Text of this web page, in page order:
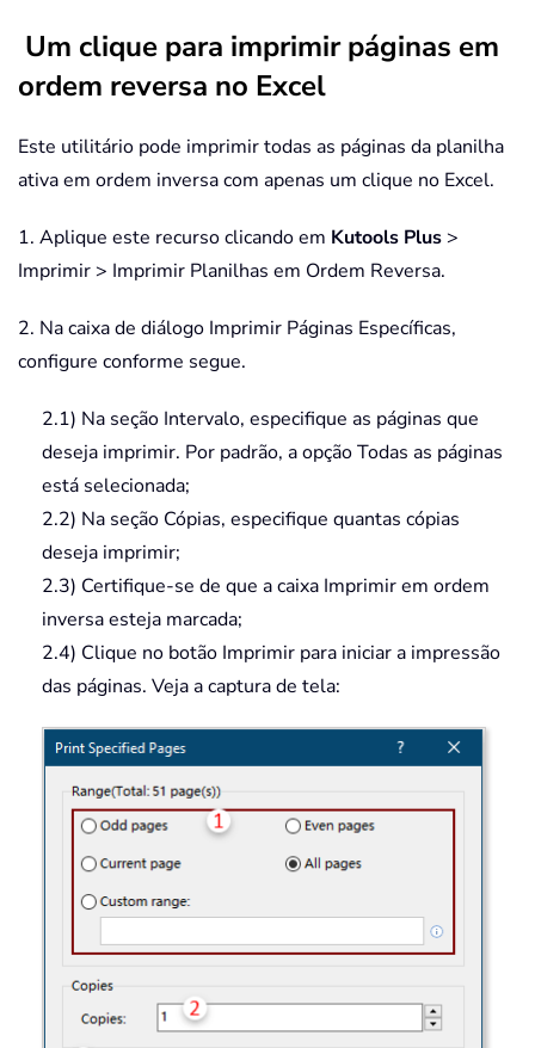
Um clique para imprimir páginas em
ordem reversa no Excel
Este utilitário pode imprimir todas as páginas da planilha
ativa em ordem inversa com apenas um clique no Excel.
1. Aplique este recurso clicando em Kutools Plus >
Imprimir > Imprimir Planilhas em Ordem Reversa.
2. Na caixa de diálogo Imprimir Páginas Específicas,
configure conforme segue.
2.1) Na seção Intervalo, especifique as páginas que
deseja imprimir. Por padrão, a opção Todas as páginas
está selecionada;
2.2) Na seção Cópias, especifique quantas cópias
deseja imprimir;
2.3) Certifique-se de que a caixa Imprimir em ordem
inversa esteja marcada;
2.4) Clique no botão Imprimir para iniciar a impressão
das páginas. Veja a captura de tela: